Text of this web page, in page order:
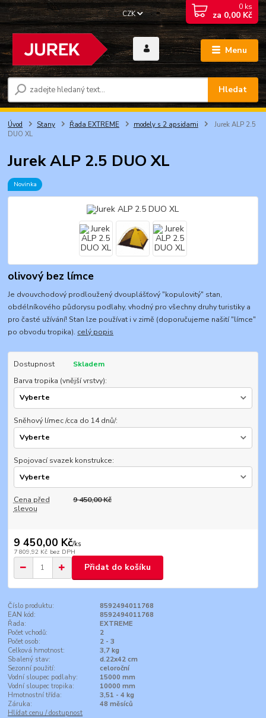
Menu
CZK
Hledat
0 ks
za 0,00 Kč
Úvod Stany Řada EXTREME modely s 2 apsidami
Jurek ALP 2.5
DUO XL
Jurek ALP 2.5 DUO XL
Novinka
olivový bez límce
Je dvouvchodový prodloužený dvouplášťový "kopulovitý" stan,
obdélníkového půdorysu podlahy, vhodný pro všechny druhy turistiky a
pro časté užívání! Stan lze používat i v zimě (doporučujeme našití "límce"
po obvodu tropika). celý popis
Dostupnost
Skladem
Barva tropika (vnější vrstvy):
Sněhový límec /cca do 14 dnů/:
Spojovací svazek konstrukce:
Cena před
slevou
9 450,00 Kč
9 450,00 Kč/ks
7 809,92 Kč bez DPH
Přidat do košíku
Číslo produktu:
8592494011768
EAN kód:
8592494011768
Řada:
EXTREME
Počet vchodů:
2
Počet osob:
2 - 3
Celková hmotnost:
3,7 kg
Sbalený stav:
d.22x42 cm
Sezonní použití:
celoroční
Vodní sloupec podlahy:
15000 mm
Vodní sloupec tropika:
10000 mm
Hmotnostní třída:
3,51 - 4 kg
Záruka:
48 měsíců
Hlídat cenu / dostupnost